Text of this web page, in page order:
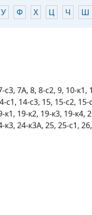
У Ф Х Ц Ч Ш
с3, 7А, 8, 8-с2, 9, 10-к1,
с1, 14-с3, 15, 15-с2, 15-
к1, 19-к2, 19-к3, 19-к4,
к3, 24-к3А, 25, 25-с1, 26,